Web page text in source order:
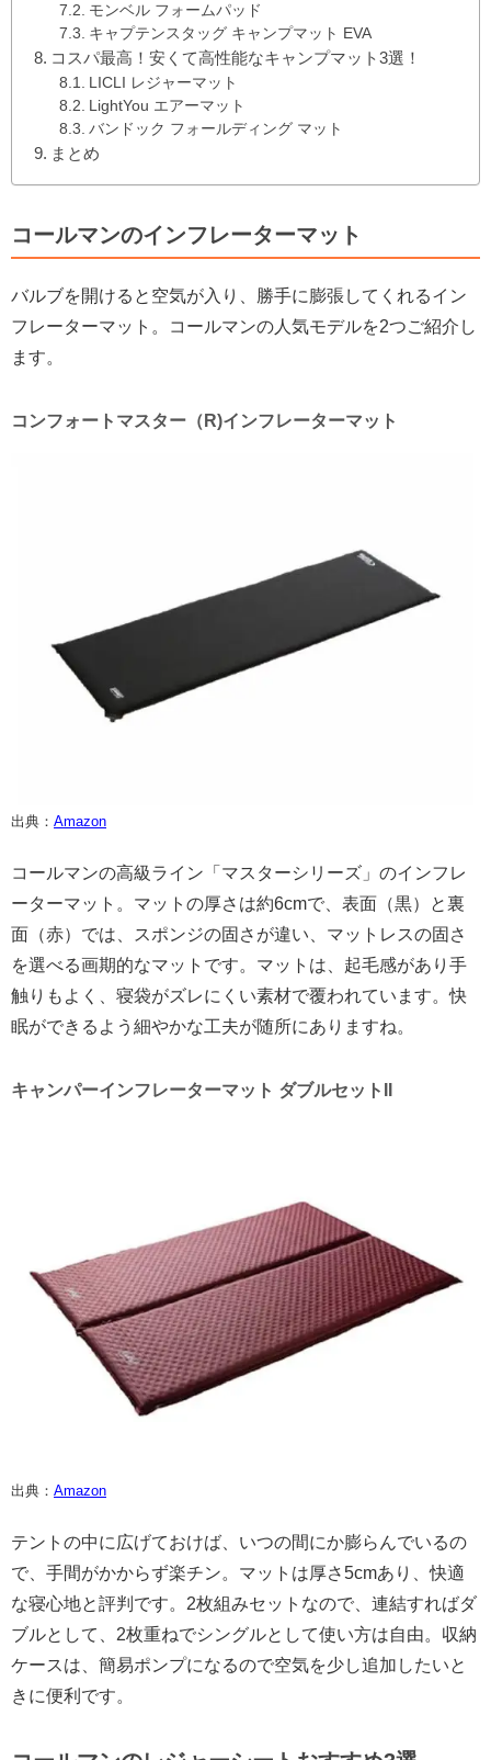
モンベル フォームパッド
キャプテンスタッグ キャンプマット EVA
コスパ最高！安くて高性能なキャンプマット3選！
LICLI レジャーマット
LightYou エアーマット
バンドック フォールディング マット
まとめ
コールマンのインフレーターマット
バルブを開けると空気が入り、勝手に膨張してくれるイン
フレーターマット。コールマンの人気モデルを2つご紹介し
ます。
コンフォートマスター（R)インフレーターマット
出典： Amazon
コールマンの高級ライン「マスターシリーズ」のインフレ
ーターマット。マットの厚さは約6cmで、表面（黒）と裏
面（赤）では、スポンジの固さが違い、マットレスの固さ
を選べる画期的なマットです。マットは、起毛感があり手
触りもよく、寝袋がズレにくい素材で覆われています。快
眠ができるよう細やかな工夫が随所にありますね。
キャンパーインフレーターマット ダブルセットII
出典： Amazon
テントの中に広げておけば、いつの間にか膨らんでいるの
で、手間がかからず楽チン。マットは厚さ5cmあり、快適
な寝心地と評判です。2枚組みセットなので、連結すればダ
ブルとして、2枚重ねでシングルとして使い方は自由。収納
ケースは、簡易ポンプになるので空気を少し追加したいと
きに便利です。